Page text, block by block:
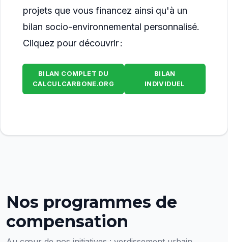
projets que vous financez ainsi qu'à un
bilan socio-environnemental personnalisé.
Cliquez pour découvrir :
BILAN COMPLET DU
CALCULCARBONE.ORG
BILAN
INDIVIDUEL
Nos programmes de
compensation